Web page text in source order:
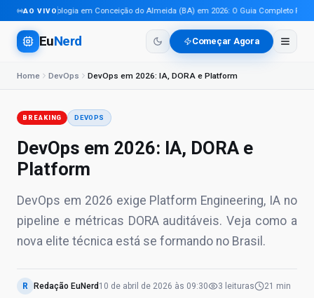
AO VIVO
Tecnologia em Conceição do Almeida (BA) em 2026: O Guia Completo Para
EuNerd Começar Agora
Home DevOps DevOps em 2026: IA, DORA e Platform
BREAKING DEVOPS
DevOps em 2026: IA, DORA e
Platform
DevOps em 2026 exige Platform Engineering, IA no
pipeline e métricas DORA auditáveis. Veja como a
nova elite técnica está se formando no Brasil.
R Redação EuNerd 10 de abril de 2026 às 09:30 3 leituras 21 min